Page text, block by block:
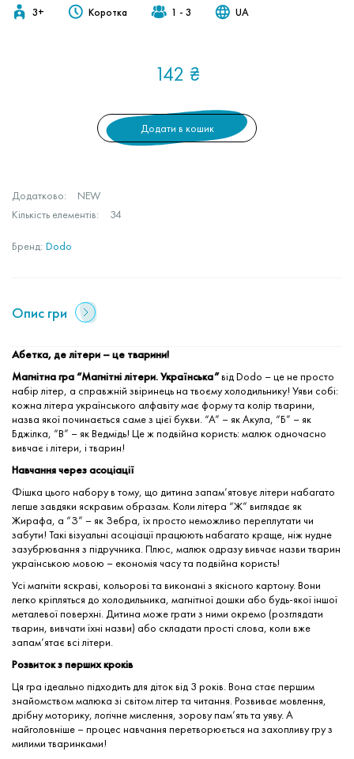
3+ Коротка 1 - 3 UA
142 ₴
Додати в кошик
Кількість елементів: 34
Додатково: NEW
Бренд: Dodo
Опис гри
Абетка, де літери – це тварини!
Магнітна гра “Магнітні літери. Українська”від Dodo – це не просто
набір літер, а справжній звіринець на твоєму холодильнику! Уяви собі:
кожна літера українського алфавіту має форму та колір тварини,
назва якої починається саме з цієї букви. “А” – як Акула, “Б” – як
Бджілка, “В” – як Ведмідь! Це ж подвійна користь: малюк одночасно
вивчає і літери, і тварин!
Навчання через асоціації
Фішка цього набору в тому, що дитина запам’ятовує літери набагато
легше завдяки яскравим образам. Коли літера “Ж” виглядає як
Жирафа, а “З” – як Зебра, їх просто неможливо переплутати чи
забути! Такі візуальні асоціації працюють набагато краще, ніж нудне
зазубрювання з підручника. Плюс, малюк одразу вивчає назви тварин
українською мовою – економія часу та подвійна користь!
Усі магніти яскраві, кольорові та виконані з якісного картону. Вони
легко кріпляться до холодильника, магнітної дошки або будь-якої іншої
металевої поверхні. Дитина може грати з ними окремо (розглядати
тварин, вивчати їхні назви) або складати прості слова, коли вже
запам’ятає всі літери.
Розвиток з перших кроків
Ця гра ідеально підходить для діток від 3 років. Вона стає першим
знайомством малюка зі світом літер та читання. Розвиває мовлення,
дрібну моторику, логічне мислення, зорову пам’ять та уяву. А
найголовніше – процес навчання перетворюється на захопливу гру з
милими тваринками!